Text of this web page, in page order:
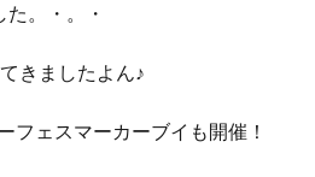
。・。・
きましたよん♪
フェスマーカーブイも開催！